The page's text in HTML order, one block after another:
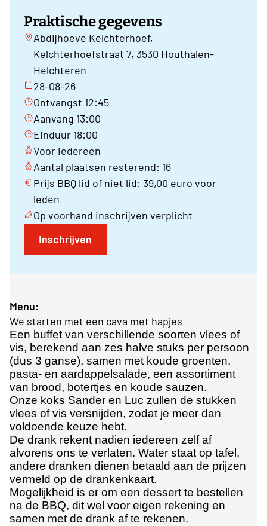
Praktische gegevens
Abdijhoeve Kelchterhoef,
Kelchterhoefstraat 7, 3530 Houthalen-
Helchteren
28-08-26
Ontvangst 12:45
Aanvang 13:00
Einduur 18:00
Voor iedereen
Aantal plaatsen resterend: 16
Prijs BBQ lid of niet lid: 39,00 euro voor
leden
Op voorhand inschrijven verplicht
Inschrijven
Menu:
We starten met een cava met hapjes
Een buffet van verschillende soorten vlees of
vis, berekend aan zes halve stuks per persoon
(dus 3 ganse), samen met koude groenten,
pasta- en aardappelsalade, een assortiment
van brood, botertjes en koude sauzen.
Onze koks Sander en Luc zullen de stukken
vlees of vis versnijden, zodat je meer dan
voldoende keuze hebt.
De drank rekent nadien iedereen zelf af
alvorens ons te verlaten. Water staat op tafel,
andere dranken dienen betaald aan de prijzen
vermeld op de drankenkaart.
Mogelijkheid is er om een dessert te bestellen
na de BBQ, dit wel voor eigen rekening en
samen met de drank af te rekenen.